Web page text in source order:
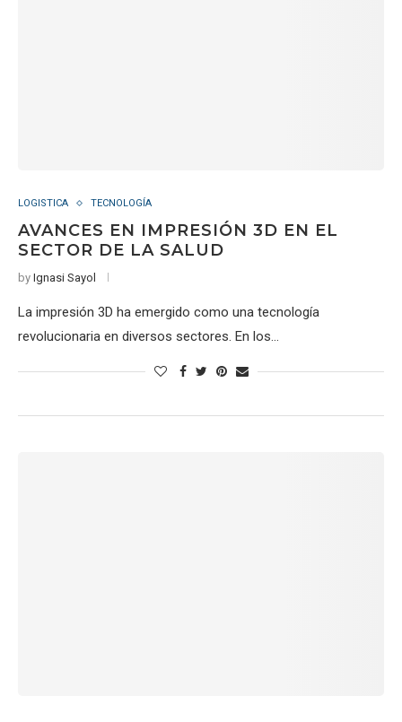
LOGISTICA TECNOLOGÍA
AVANCES EN IMPRESIÓN 3D EN EL
SECTOR DE LA SALUD
by Ignasi Sayol
La impresión 3D ha emergido como una tecnología
revolucionaria en diversos sectores. En los…